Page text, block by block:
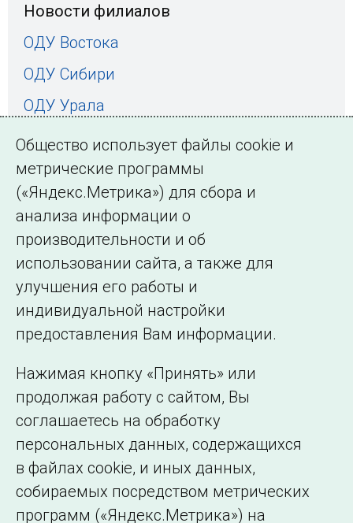
Новости филиалов
ОДУ Востока
ОДУ Сибири
ОДУ Урала
ОДУ Средней Волги
ОДУ Центра
ОДУ Северо-Запада
©2005–2026 АО «СО ЕЭС»
Филиалы и
представительства
Сведения об
образовательной
организации
Общество использует файлы cookie и
метрические программы
(«Яндекс.Метрика») для сбора и
анализа информации о
производительности и об
использовании сайта, а также для
улучшения его работы и
индивидуальной настройки
предоставления Вам информации.
Нажимая кнопку «Принять» или
продолжая работу с сайтом, Вы
соглашаетесь на обработку
персональных данных, содержащихся
в файлах cookie, и иных данных,
собираемых посредством метрических
программ («Яндекс.Метрика») на